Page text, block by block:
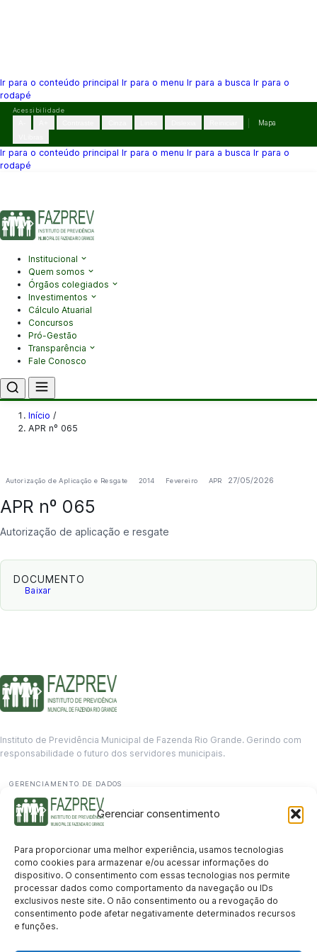
Gerenciar consentimento
Para proporcionar uma melhor experiência, usamos tecnologias
como cookies para armazenar e/ou acessar informações do
dispositivo. O consentimento com essas tecnologias nos permite
processar dados como comportamento da navegação ou IDs
exclusivos neste site. O não consentimento ou a revogação do
consentimento pode afetar negativamente determinados recursos
e funções.
Ir para o conteúdo principal Ir para o menu Ir para a busca Ir para o
rodapé
Pular
conteúdo
Acessibilidade
Mapa
Ir para o conteúdo principal Ir para o menu Ir para a busca Ir para o
rodapé
Institucional
Quem somos
Órgãos colegiados
Investimentos
Cálculo Atuarial
Concursos
Pró-Gestão
Transparência
Fale Conosco
Início /
APR nº 065
Autorização de Aplicação e Resgate 2014 Fevereiro APR 27/05/2026
APR nº 065
Autorização de aplicação e resgate
DOCUMENTO
Baixar
Instituto de Previdência Municipal de Fazenda Rio Grande. Gerindo com
responsabilidade o futuro dos servidores municipais.
GERENCIAMENTO DE DADOS
Departamento de informação
contato@fazprev.pr.gov.br
(41) 3995-2146
Serviços
Aposentadoria Pensão por Morte Benefício por Invalidez Auxílio Doença
Holerite Online Protocolo Online
Transparência
Portal da Transparência